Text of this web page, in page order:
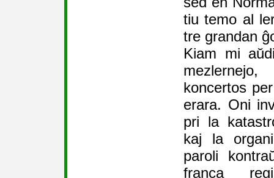
tiu temo al
tre grandan
Kiam mi
koncertos
erara. Oni
pri la
kaj la
paroli
franca